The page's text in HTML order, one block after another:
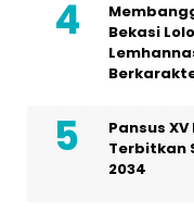
Bekasi
Pansus
Terbitkan
2034